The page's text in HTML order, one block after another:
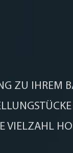
ZU IHREM
VIELZAHL